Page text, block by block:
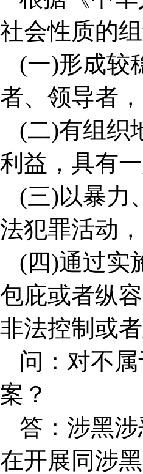
社会性质的
(一)形成较
者、领导者
(二)有组织
利益，具有
(三)以暴力
法犯罪活动
(四)通过实
包庇或者纵
非法控制或
问：对不
案？
答：涉黑
在开展同涉